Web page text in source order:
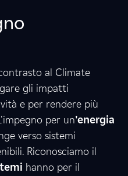
al Climate
gli impatti
e per rendere più
per un'energia
verso sistemi
Riconosciamo il
hanno per il
4